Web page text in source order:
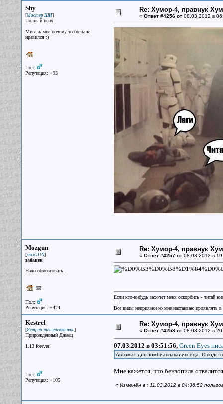
Shy
[Мастер ШИ]
Полный псих
Мигель мне почему-то больше
нравился :)
Пол:
Репутация: +93
Re: Хумор-4, правнук
« Ответ #4256 от08.03.2012 в
Mozgun
[мозGUN]
забанен
Надо обмозговать...
Пол:
Репутация: +424
Re: Хумор-4, правнук
« Ответ #4257 от08.03.2012 в
Если кто-нибудь захочет меня оскорбить - читай
----
Все виды неприязни ко мне настаиваю проявлять
Kestrel
[Ястреб-тетеревятник.]
Прирожденный Джаец
1.13 forever!
Пол:
Репутация: +105
Re: Хумор-4, правнук
« Ответ #4258 от08.03.2012 в
07.03.2012 в 03:51:56, Green Eyes
Автомат для зомбиаппакалипсеца. С
Мне кажется, что бензопила
« Изменён в : 11.03.2012 в 04:36:52